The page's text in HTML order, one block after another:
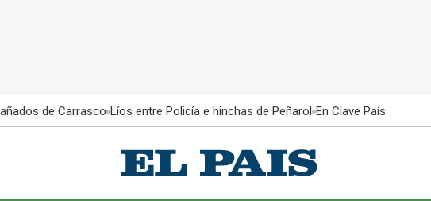
de Carrasco Líos entre Policía e hinchas de Peñarol En Clave País